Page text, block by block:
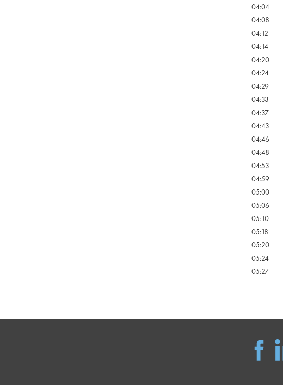
04:04
04:08
04:12
04:14
04:20
04:24
04:29
04:33
04:37
04:43
04:46
04:48
04:53
04:59
05:00
05:06
05:10
05:18
05:20
05:24
05:27